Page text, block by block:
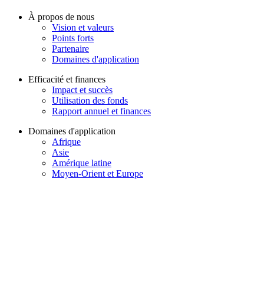
À propos de nous
Vision et valeurs
Points forts
Partenaire
Domaines d'application
Efficacité et finances
Impact et succès
Utilisation des fonds
Rapport annuel et finances
Domaines d'application
Afrique
Asie
Amérique latine
Moyen-Orient et Europe